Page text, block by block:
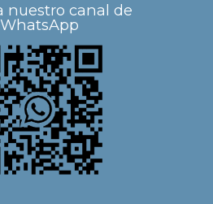
nuestro canal de
WhatsApp